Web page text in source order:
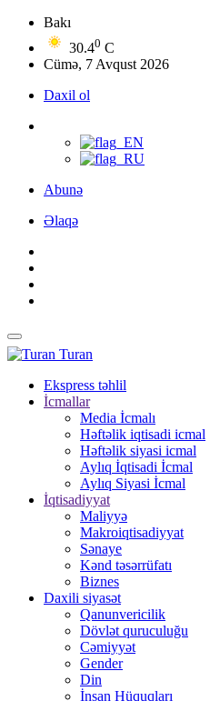
Bakı
30.40 C
Cümə, 7 Avqust 2026
Daxil ol
Abunə
Əlaqə
Turan
Ekspress təhlil
İcmallar
Media İcmalı
Həftəlik iqtisadi icmal
Həftəlik siyasi icmal
Aylıq İqtisadi İcmal
Aylıq Siyasi İcmal
İqtisadiyyat
Maliyyə
Makroiqtisadiyyat
Sənaye
Kənd təsərrüfatı
Biznes
Daxili siyasət
Qanunvericilik
Dövlət quruculuğu
Cəmiyyət
Gender
Din
İnsan Hüquqları